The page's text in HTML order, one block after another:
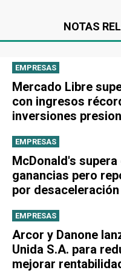
NOTAS
EMPRESAS
Mercado Libre
con ingresos
inversiones
EMPRESAS
McDonald's
ganancias pero
por desaceleración
EMPRESAS
Arcor y Danone
Unida S.A. para
mejorar